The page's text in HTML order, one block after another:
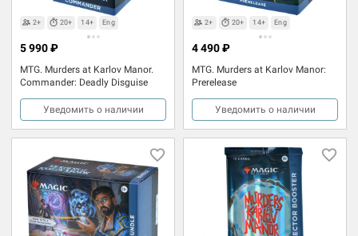
2+ 20+ 14+ Eng
MTG. Murders at Karlov Manor.
Commander: Deadly Disguise
5 990 ₽
Уведомить о наличии
2+ 20+ 14+ Eng
MTG. Murders at Karlov Manor:
Prerelease
4 490 ₽
Уведомить о наличии